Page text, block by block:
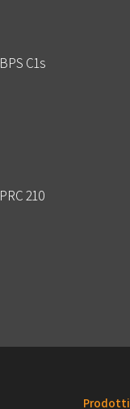
BPS C1s
PRC 210
Prodotti